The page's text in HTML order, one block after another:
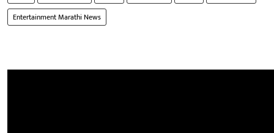
Entertainment Marathi News